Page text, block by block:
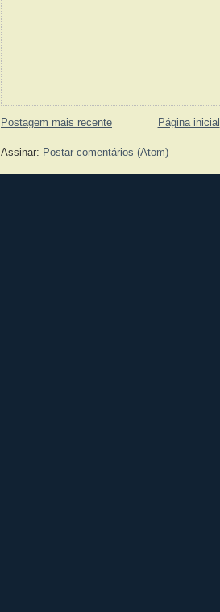
Postagem mais recente Página inicial
Assinar: Postar comentários (Atom)